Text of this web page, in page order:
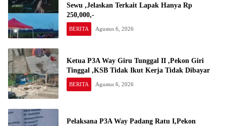
Sewu ,Jelaskan Terkait Lapak Hanya Rp
250,000,-
BERITA Agustus 6, 2026
Ketua P3A Way Giru Tunggal II ,Pekon Giri
Tinggal ,KSB Tidak Ikut Kerja Tidak Dibayar
BERITA Agustus 6, 2026
Pelaksana P3A Way Padang Ratu I,Pekon